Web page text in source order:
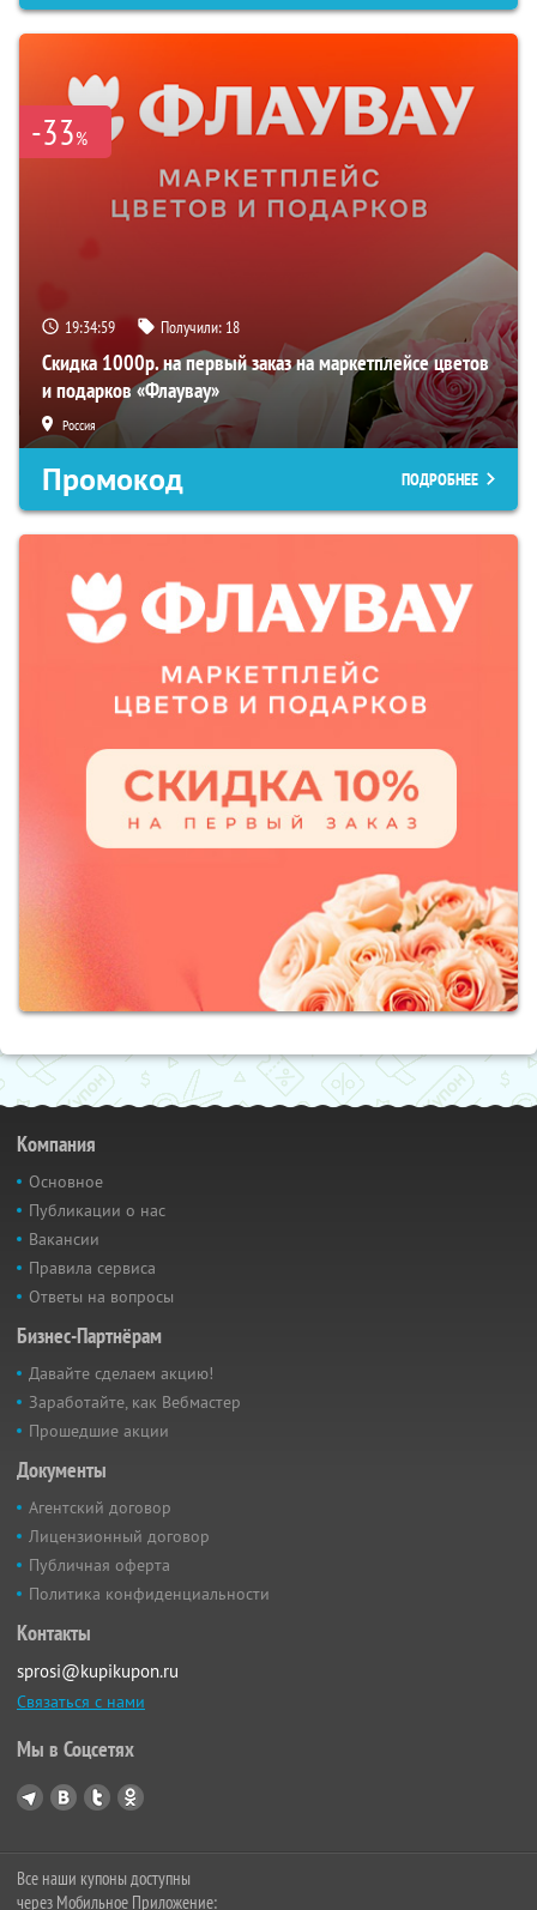
-33%
19:34:58 Получили: 18
Скидка 1000р. на первый заказ на маркетплейсе цветов
и подарков «Флаувау»
Россия
Промокод ПОДРОБНЕЕ
Компания
Основное
Публикации о нас
Вакансии
Правила сервиса
Ответы на вопросы
Бизнес-Партнёрам
Давайте сделаем акцию!
Заработайте, как Вебмастер
Прошедшие акции
Документы
Агентский договор
Лицензионный договор
Публичная оферта
Политика конфиденциальности
Контакты
sprosi@kupikupon.ru
Связаться с нами
Мы в Соцсетях
Все наши купоны доступны
через Мобильное Приложение: